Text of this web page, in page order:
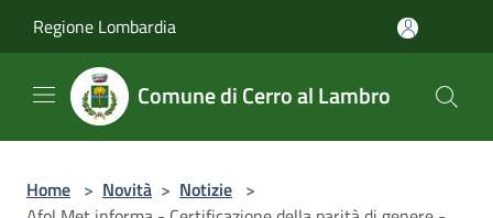
Regione Lombardia
Comune di Cerro al Lambro
Home > Novità > Notizie >